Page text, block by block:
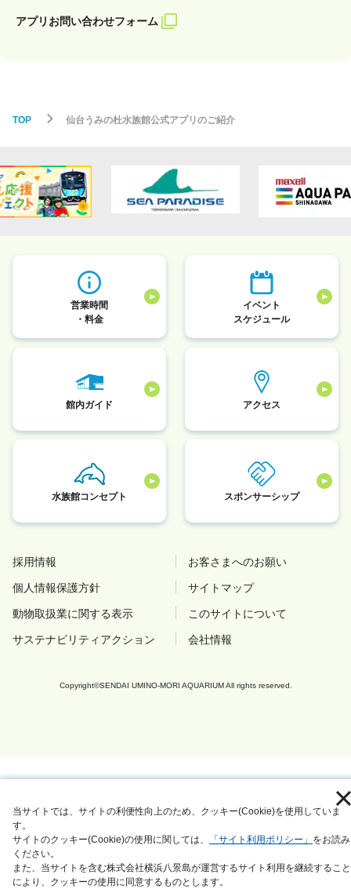
アプリお問い合わせフォーム
TOP 仙台うみの杜水族館公式アプリのご紹介
当サイトでは、サイトの利便性向上のため、クッキー(Cookie)を使用していま
す。
サイトのクッキー(Cookie)の使用に関しては、
「サイト利用ポリシー」 をお読み
ください。
また、当サイトを含む株式会社横浜八景島が運営するサイト利用を継続すること
により、クッキーの使用に同意するものとします。
営業時間
・料金
イベント
スケジュール
館内ガイド アクセス
水族館コンセプト スポンサーシップ
採用情報 お客さまへのお願い
個人情報保護方針 サイトマップ
動物取扱業に関する表示 このサイトについて
サステナビリティアクション 会社情報
Copyright©SENDAI UMINO-MORI AQUARIUM All rights reserved.